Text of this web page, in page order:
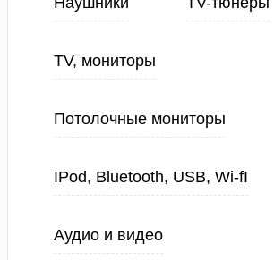
TV, мониторы
Потолочные мониторы
IPod, Bluetooth, USB, Wi-fI
Аудио и видео